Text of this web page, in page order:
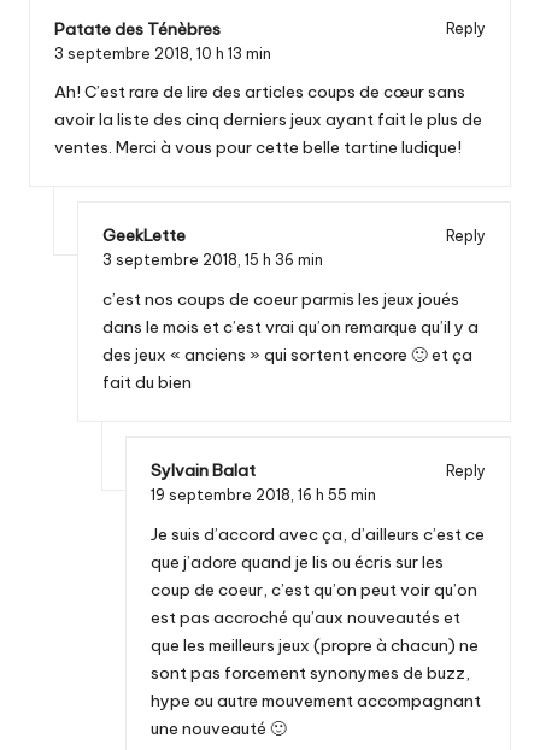
Patate des Ténèbres
Reply
3 septembre 2018, 10 h 13 min
Ah! C’est rare de lire des articles coups de cœur sans
avoir la liste des cinq derniers jeux ayant fait le plus de
ventes. Merci à vous pour cette belle tartine ludique!
GeekLette
Reply
3 septembre 2018, 15 h 36 min
c’est nos coups de coeur parmis les jeux joués
dans le mois et c’est vrai qu’on remarque qu’il y a
des jeux « anciens » qui sortent encore 🙂 et ça
fait du bien
Sylvain Balat
Reply
19 septembre 2018, 16 h 55 min
Je suis d’accord avec ça, d’ailleurs c’est ce
que j’adore quand je lis ou écris sur les
coup de coeur, c’est qu’on peut voir qu’on
est pas accroché qu’aux nouveautés et
que les meilleurs jeux (propre à chacun) ne
sont pas forcement synonymes de buzz,
hype ou autre mouvement accompagnant
une nouveauté 🙂